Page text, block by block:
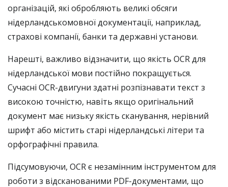
організацій, які обробляють великі обсяги
нідерландськомовної документації, наприклад,
страхові компанії, банки та державні установи.
Нарешті, важливо відзначити, що якість OCR для
нідерландської мови постійно покращується.
Сучасні OCR-двигуни здатні розпізнавати текст з
високою точністю, навіть якщо оригінальний
документ має низьку якість сканування, нерівний
шрифт або містить старі нідерландські літери та
орфографічні правила.
Підсумовуючи, OCR є незамінним інструментом для
роботи з відсканованими PDF-документами, що